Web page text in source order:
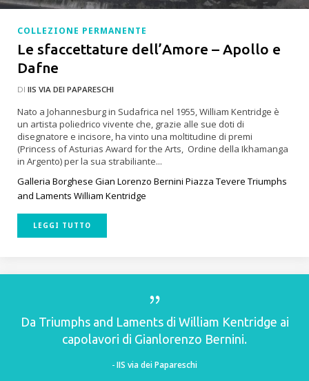
COLLEZIONE PERMANENTE
Le sfaccettature dell’Amore – Apollo e
Dafne
DI IIS VIA DEI PAPARESCHI
Nato a Johannesburg in Sudafrica nel 1955, William Kentridge è
un artista poliedrico vivente che, grazie alle sue doti di
disegnatore e incisore, ha vinto una moltitudine di premi
(Princess of Asturias Award for the Arts, Ordine della Ikhamanga
in Argento) per la sua strabiliante...
Galleria Borghese Gian Lorenzo Bernini Piazza Tevere Triumphs
and Laments William Kentridge
LEGGI TUTTO
Da Triumphs and Laments di William Kentridge ai
capolavori di Gianlorenzo Bernini.
IIS via dei Papareschi